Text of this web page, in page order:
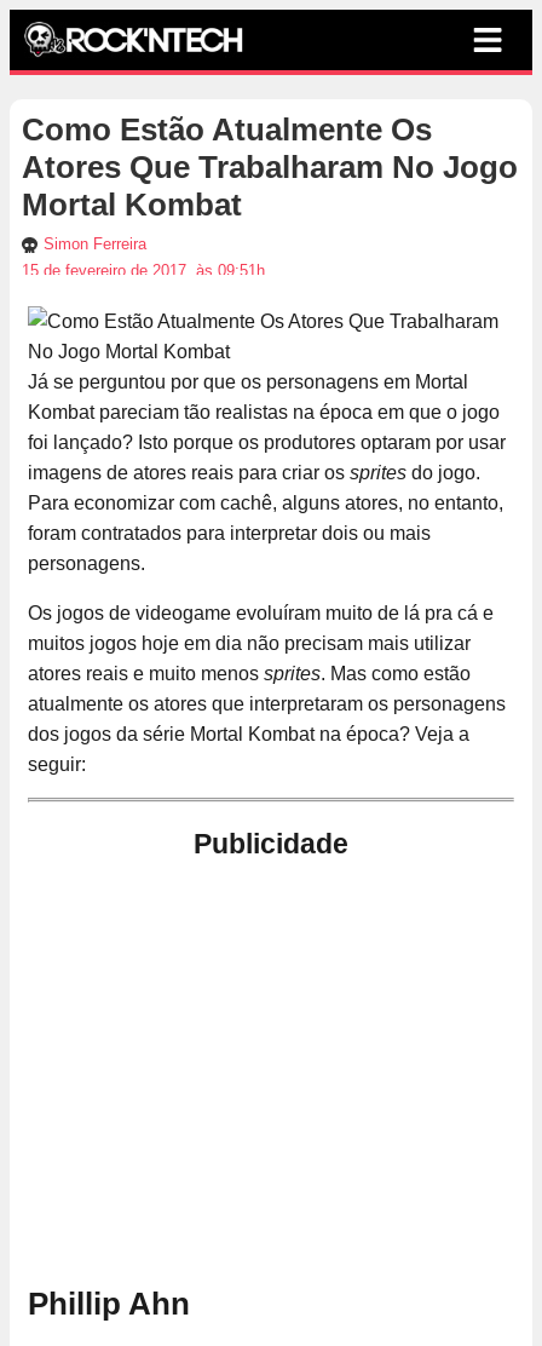
Como Estão Atualmente Os
Atores Que Trabalharam No Jogo
Mortal Kombat
Simon Ferreira
15 de fevereiro de 2017, às 09:51h
Já se perguntou por que os personagens em Mortal
Kombat pareciam tão realistas na época em que o jogo
foi lançado? Isto porque os produtores optaram por usar
imagens de atores reais para criar os sprites do jogo.
Para economizar com cachê, alguns atores, no entanto,
foram contratados para interpretar dois ou mais
personagens.
Os jogos de videogame evoluíram muito de lá pra cá e
muitos jogos hoje em dia não precisam mais utilizar
atores reais e muito menos sprites. Mas como estão
atualmente os atores que interpretaram os personagens
dos jogos da série Mortal Kombat na época? Veja a
seguir:
Publicidade
Phillip Ahn